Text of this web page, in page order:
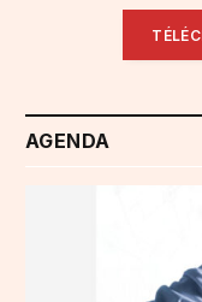
AGENDA